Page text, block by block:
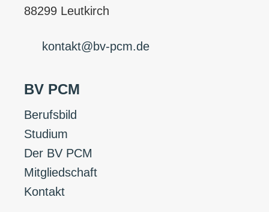
88299 Leutkirch
kontakt@bv-pcm.de
BV PCM
Berufsbild
Studium
Der BV PCM
Mitgliedschaft
Kontakt